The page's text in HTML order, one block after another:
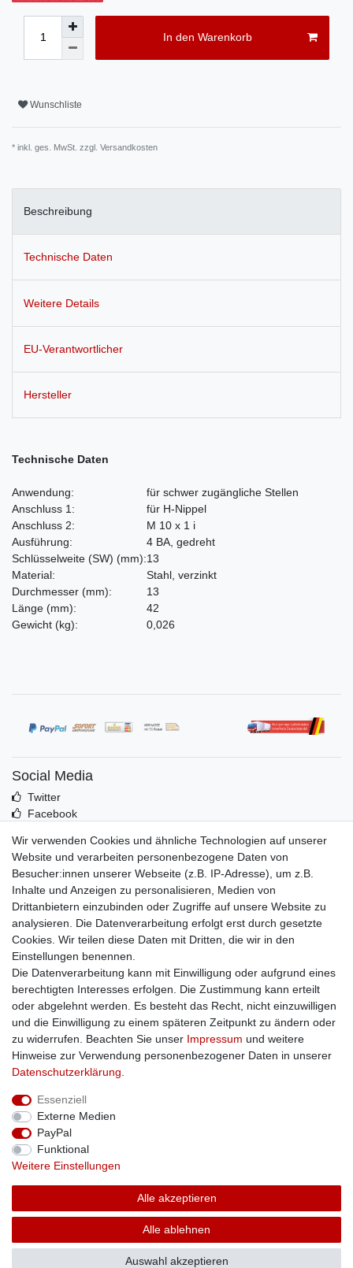
In den Warenkorb
Wunschliste
* inkl. ges. MwSt. zzgl. Versandkosten
Beschreibung
Technische Daten
Weitere Details
EU-Verantwortlicher
Hersteller
Technische Daten
Anwendung:
für schwer zugängliche Stellen
Anschluss 1:
für H-Nippel
Anschluss 2:
M 10 x 1 i
Ausführung:
4 BA, gedreht
Schlüsselweite (SW) (mm):13
Material:
Stahl, verzinkt
Durchmesser (mm):
13
Länge (mm):
42
Gewicht (kg): 0,026
Social Media
Twitter
Facebook
Mehr über uns
Kontakt
Impressum
Zusatzinfos
AGB
Altölentsorgung
Batterieentsorgung
Datenschutz
Lieferbedingungen
Widerrufsbelehrung
Widerrufsformular
Zahlungsarten
Bankdaten
SSL: Sicher einkaufen!
Unsere Kaufabwicklung ist durch SSL gesichert.
Wir verwenden Cookies und ähnliche Technologien auf unserer
Website und verarbeiten personenbezogene Daten von
Besucher:innen unserer Webseite (z.B. IP-Adresse), um z.B.
Inhalte und Anzeigen zu personalisieren, Medien von
Drittanbietern einzubinden oder Zugriffe auf unsere Website zu
analysieren. Die Datenverarbeitung erfolgt erst durch gesetzte
Cookies. Wir teilen diese Daten mit Dritten, die wir in den
Einstellungen benennen.
Die Datenverarbeitung kann mit Einwilligung oder aufgrund eines
berechtigten Interesses erfolgen. Die Zustimmung kann erteilt
oder abgelehnt werden. Es besteht das Recht, nicht einzuwilligen
und die Einwilligung zu einem späteren Zeitpunkt zu ändern oder
zu widerrufen. Beachten Sie unser Impressum und weitere
Hinweise zur Verwendung personenbezogener Daten in unserer
Daten­schutz­erklärung
Essenziell
Externe Medien
PayPal
Funktional
Weitere Einstellungen
Alle akzeptieren
Alle ablehnen
Auswahl akzeptieren